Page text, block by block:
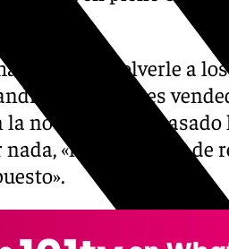
de devolverle a
Pérez, que es
la noche de este
«no ha parado de